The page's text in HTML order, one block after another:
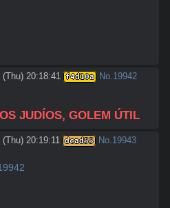
(Thu) 20:18:41 f4d10a No.19942
JUDÍOS, GOLEM ÚTIL
20:19:11 dcad55 No.19943